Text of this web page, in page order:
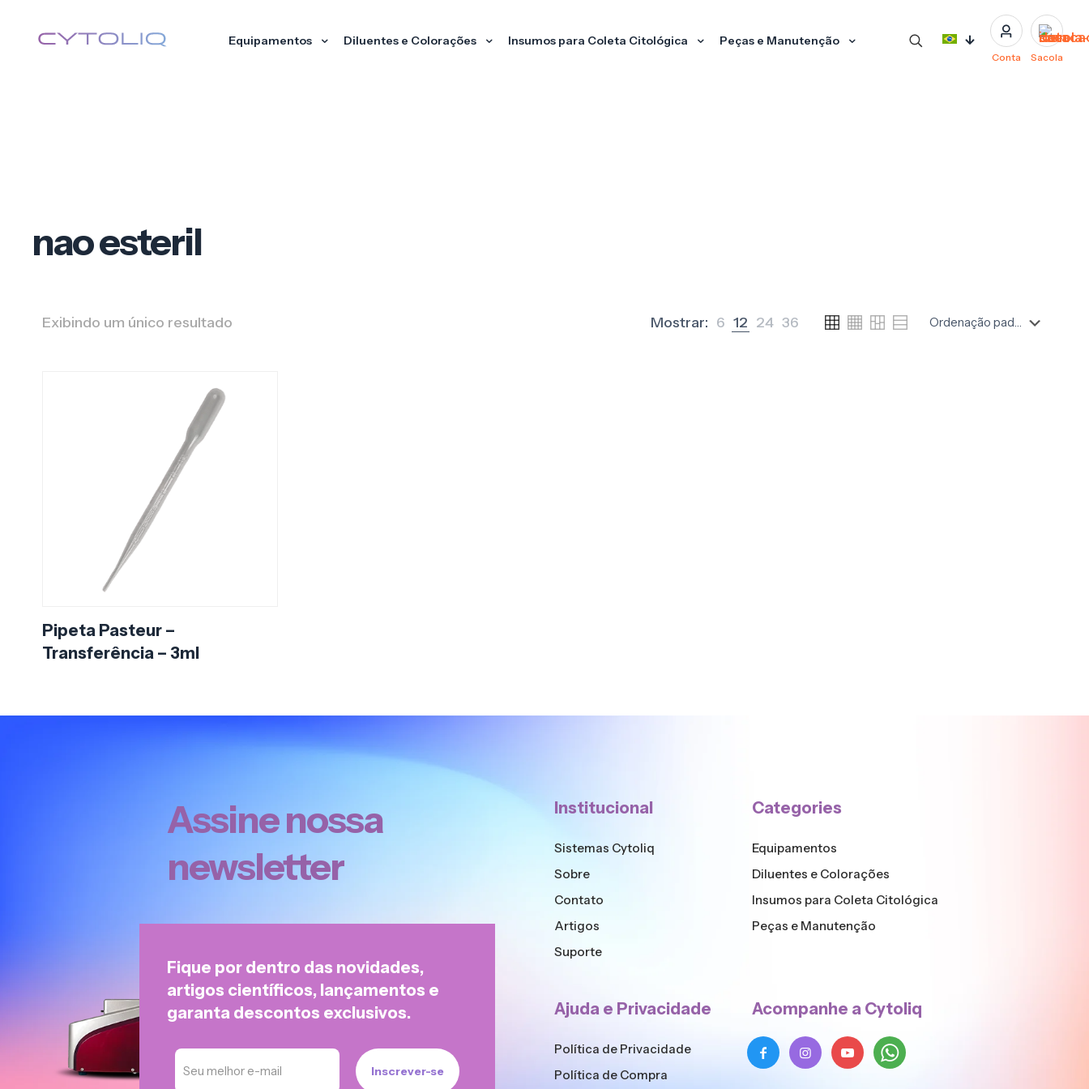
Equipamentos Diluentes e Colorações Insumos para Coleta Citológica Peças e Manutenção
Conta Sacola
nao esteril
Exibindo um único resultado Mostrar: 6 12 24 36
Pipeta Pasteur –
Transferência – 3ml
Assine nossa
newsletter
Fique por dentro das novidades,
artigos científicos, lançamentos e
garanta descontos exclusivos.
Institucional
Sistemas Cytoliq
Sobre
Contato
Artigos
Suporte
Categories
Equipamentos
Diluentes e Colorações
Insumos para Coleta Citológica
Peças e Manutenção
Ajuda e Privacidade
Política de Privacidade
Política de Compra
Acompanhe a Cytoliq